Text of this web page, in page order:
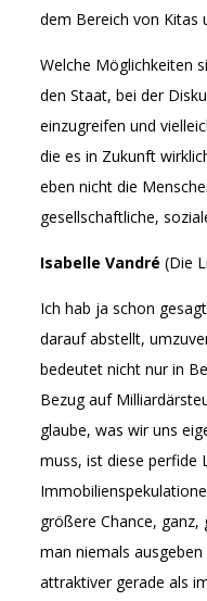
dem Bereich von Kitas
Welche Möglichkeiten
den Staat, bei der
einzugreifen und
die es in Zukunft
eben nicht die
gesellschaftliche,
Isabelle Vandré (Die
Ich hab ja schon
darauf abstellt,
bedeutet nicht nur in
Bezug auf
glaube, was wir uns
muss, ist diese perfide
größere Chance, ganz,
man niemals
attraktiver gerade als